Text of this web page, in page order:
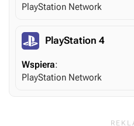
PlayStation Network
PlayStation 4
Wspiera:
PlayStation Network